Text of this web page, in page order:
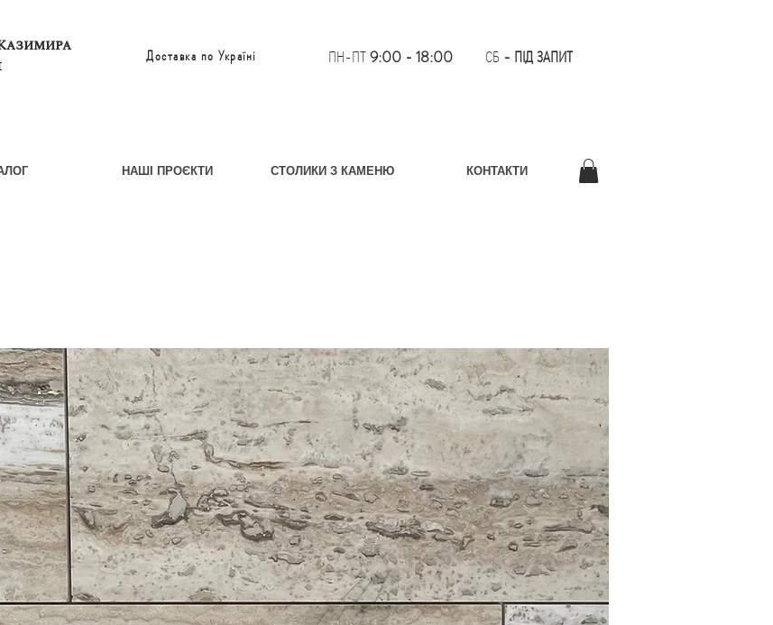
Доставка по Україні ПН-ПТ9:00 - 18:00 СБ - ПІД ЗАПИТ
НАШІ ПРОЄКТИ СТОЛИКИ З КАМЕНЮ КОНТАКТИ